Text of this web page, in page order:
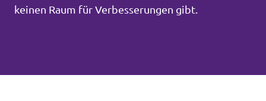
keinen Raum für Verbesserungen gibt.